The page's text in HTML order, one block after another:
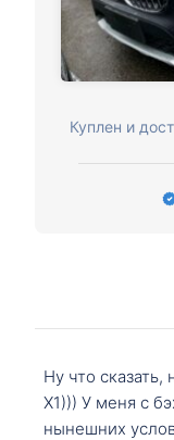
Куплен и
Ну что
X1))) У меня с
нынешних